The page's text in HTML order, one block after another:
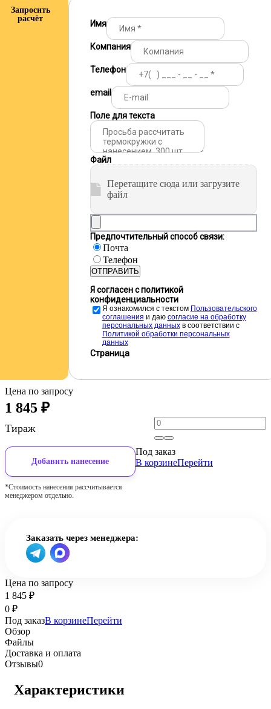
Запросить
расчёт
Имя
Компания
Телефон
email
Поле для текста
Файл
Перетащите сюда или загрузите
файл
Предпочтительный способ связи:
Почта
Телефон
ОТПРАВИТЬ
Я согласен с политикой
конфиденциальности
Я ознакомился с текстом Пользовательского
соглашения и даю cогласие на обработку
персональных данныхв соответствии с
Политикой обработки персональных
данных
Страница
Цена по запросу
1 845 ₽
Тираж
Добавить нанесение
*Стоимость нанесения рассчитывается
менеджером отдельно.
Под заказ
В корзинеПерейти
Заказать через менеджера:
Цена по запросу
1 845 ₽
0 ₽
Под заказВ корзинеПерейти
Обзор
Файлы
Доставка и оплата
Отзывы0
Характеристики